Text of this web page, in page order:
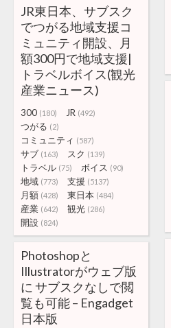
JR東日本、サブスク
でつがる地域支援コ
ミュニティ開設、月
額300円で地域支援|
トラベルボイス(観光
産業ニュース)
300 (180) JR (492)
つがる (2)
コミュニティ (587)
サブ (163) スク (139)
トラベル (75) ボイス (90)
地域 (773) 支援 (5137)
月額 (428) 東日本 (484)
産業 (642) 観光 (286)
開設 (824)
Photoshopと
Illustratorがウェブ版
に サブスクなしで閲
覧も可能 – Engadget
日本版